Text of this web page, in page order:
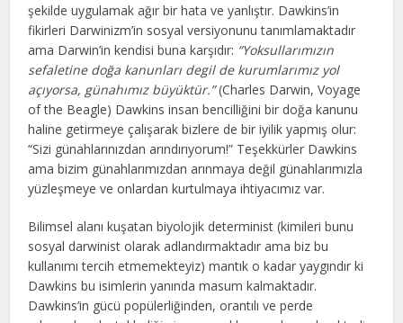
şekilde uygulamak ağır bir hata ve yanlıştır. Dawkins’in
fikirleri Darwinizm’in sosyal versiyonunu tanımlamaktadır
ama Darwin’in kendisi buna karşıdır: “Yoksullarımızın
sefaletine doğa kanunları degil de kurumlarımız yol
açıyorsa, günahımız büyüktür.”(Charles Darwin, Voyage
of the Beagle) Dawkins insan bencilliğini bir doğa kanunu
haline getirmeye çalışarak bizlere de bir iyilik yapmış olur:
“Sizi günahlarınızdan arındırıyorum!” Teşekkürler Dawkins
ama bizim günahlarımızdan arınmaya değil günahlarımızla
yüzleşmeye ve onlardan kurtulmaya ihtiyacımız var.
Bilimsel alanı kuşatan biyolojik determinist (kimileri bunu
sosyal darwinist olarak adlandırmaktadır ama biz bu
kullanımı tercih etmemekteyiz) mantık o kadar yaygındır ki
Dawkins bu isimlerin yanında masum kalmaktadır.
Dawkins’in gücü popülerliğinden, orantılı ve perde